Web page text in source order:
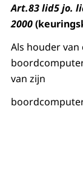
Art.83 lid5 jo.
2000
Als houder van
van zijn